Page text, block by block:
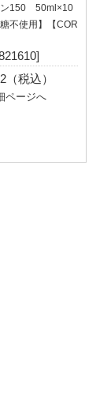
ン150 50ml×10
不使用】【COR
（税込）
ページへ